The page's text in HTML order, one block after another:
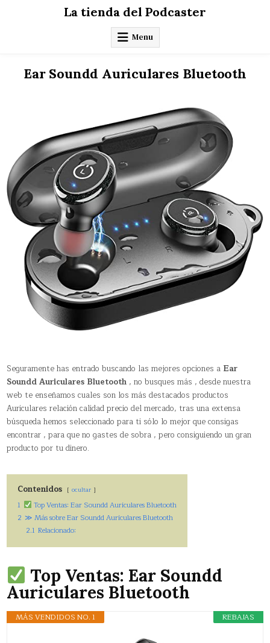
La tienda del Podcaster
Menu
Ear Soundd Auriculares Bluetooth
Seguramente has entrado buscando las mejores opciones a Ear
Soundd Auriculares Bluetooth , no busques más , desde nuestra
web te enseñamos cuales son los más destacados productos
Auriculares relación calidad precio del mercado, tras una extensa
búsqueda hemos seleccionado para ti sólo lo mejor que consigas
encontrar , para que no gastes de sobra , pero consiguiendo un gran
producto por tu dinero.
Contenidos ocultar
1
Top Ventas: Ear Soundd Auriculares Bluetooth
2 ≫ Más sobre Ear Soundd Auriculares Bluetooth
2.1 Relacionado:
Top Ventas: Ear Soundd
Auriculares Bluetooth
REBAJAS
MÁS VENDIDOS NO. 1